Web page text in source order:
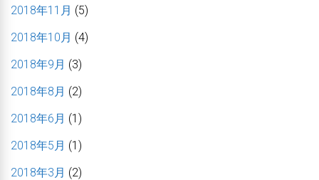
2018年11月 (5)
2018年10月 (4)
2018年9月 (3)
2018年8月 (2)
2018年6月 (1)
2018年5月 (1)
2018年3月 (2)